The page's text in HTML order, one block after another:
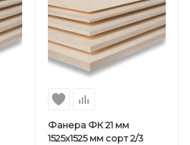
Фанера ФК 21 мм
1525х1525 мм сорт 2/3